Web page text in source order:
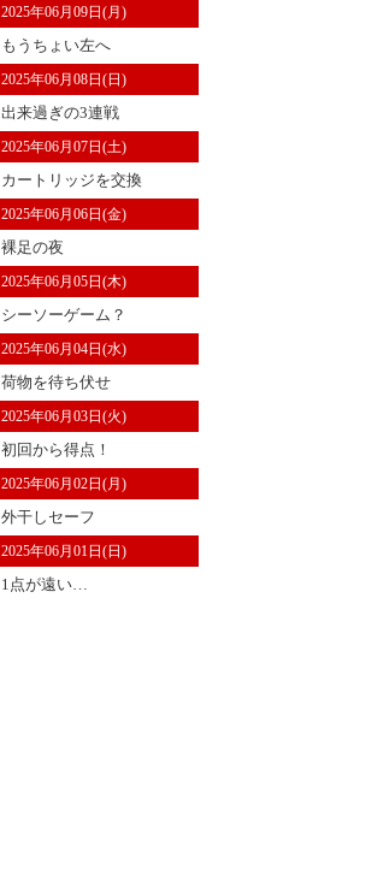
2025年06月09日(月)
もうちょい左へ
2025年06月08日(日)
出来過ぎの3連戦
2025年06月07日(土)
カートリッジを交換
2025年06月06日(金)
裸足の夜
2025年06月05日(木)
シーソーゲーム？
2025年06月04日(水)
荷物を待ち伏せ
2025年06月03日(火)
初回から得点！
2025年06月02日(月)
外干しセーフ
2025年06月01日(日)
1点が遠い…